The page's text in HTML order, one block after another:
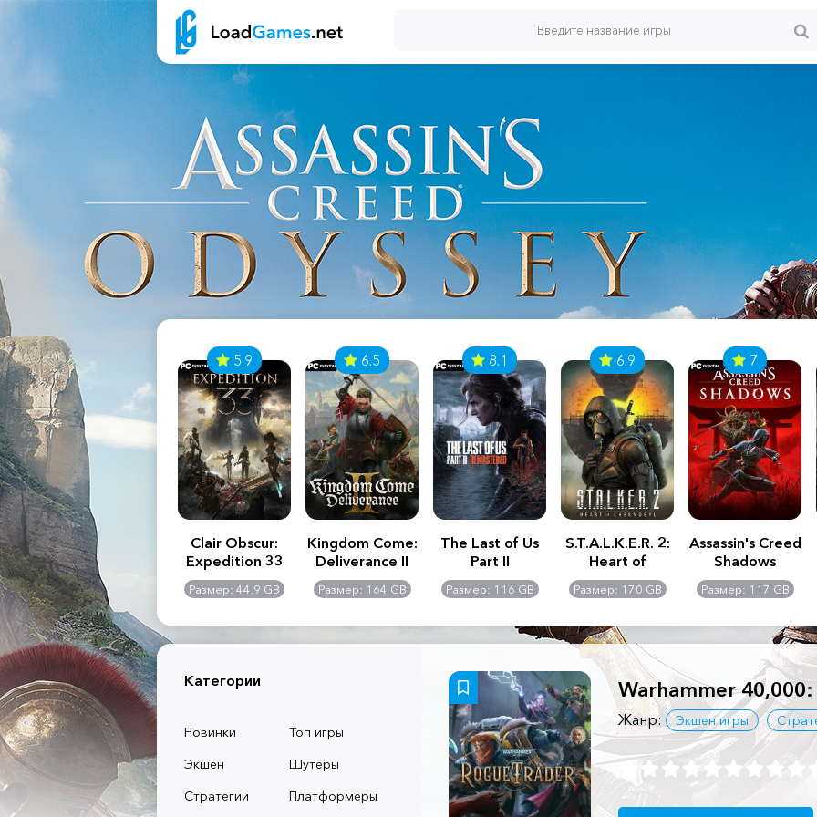
2:
-
GB
Assassin's Creed
Shadows
Размер: 117 GB
5.9
Clair Obscur:
Expedition 33
Размер: 44.9 GB
6.5
Kingdom Come:
Deliverance II
Размер: 164 GB
8.1
The Last of Us
Part II
Remastered
Размер: 116 GB
6.9
S.T.A.L.K.E.R. 2:
Heart of
Chernobyl -
Ultimate Edition
Размер: 170 GB
7
Assassin's Creed
Shadows
Размер: 117 GB
Категории
Новинки
Топ игры
Экшен
Шутеры
Стратегии
Платформеры
Warhammer
Жанр: Экшен игры